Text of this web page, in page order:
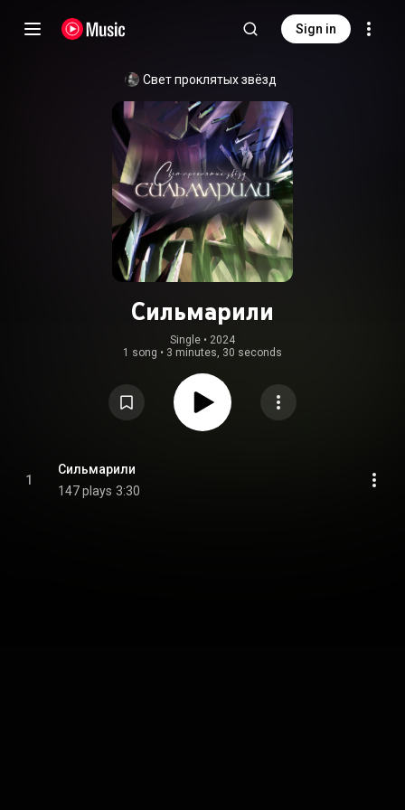
Sign in
Свет проклятых звёзд
Сильмарили
Single • 2024
1 song • 3 minutes, 30 seconds
1
Сильмарили
147 plays 3:30